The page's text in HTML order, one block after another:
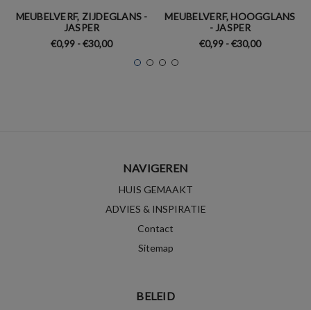
MEUBELVERF, ZIJDEGLANS -
JASPER
€0,99 - €30,00
MEUBELVERF, HOOGGLANS
- JASPER
€0,99 - €30,00
NAVIGEREN
HUIS GEMAAKT
ADVIES & INSPIRATIE
Contact
Sitemap
BELEID